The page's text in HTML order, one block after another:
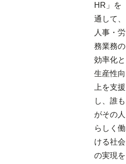
HR」を
通して、
人事・労
務業務の
効率化と
生産性向
上を支援
し、誰も
がその人
らしく働
ける社会
の実現を